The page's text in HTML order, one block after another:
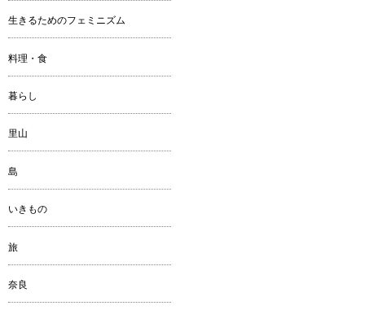
生きるためのフェミニズム
料理・食
暮らし
里山
島
いきもの
旅
奈良